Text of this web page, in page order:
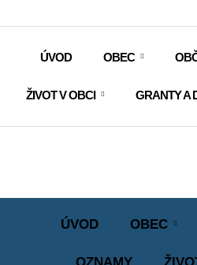
ÚVOD OBEC
ŽIVOT V OBCI GRANTY A
ÚVOD OBEC
OZNAMY